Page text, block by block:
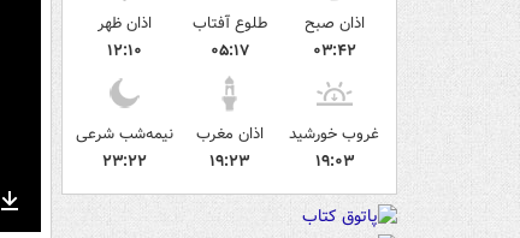
اذان صبح
۰۳:۴۲
طلوع آفتاب
۰۵:۱۷
اذان ظهر
۱۲:۱۰
غروب خورشید
۱۹:۰۳
اذان مغرب
۱۹:۲۳
نیمه‌شب شرعی
۲۳:۲۲